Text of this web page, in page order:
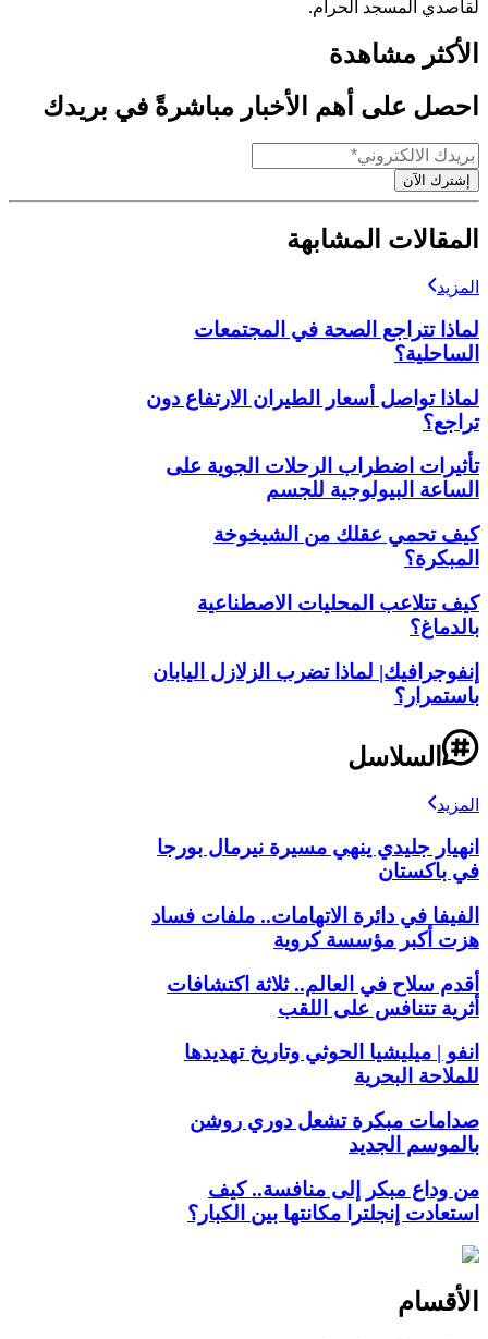
لقاصدي المسجد الحرام.
الأكثر مشاهدة
احصل على أهم الأخبار مباشرةً في بريدك
إشترك الآن
المقالات المشابهة
المزيد
لماذا تتراجع الصحة في المجتمعات
الساحلية؟
لماذا تواصل أسعار الطيران الارتفاع دون
تراجع؟
تأثيرات اضطراب الرحلات الجوية على
الساعة البيولوجية للجسم
كيف تحمي عقلك من الشيخوخة
المبكرة؟
كيف تتلاعب المحليات الاصطناعية
بالدماغ؟
إنفوجرافيك| لماذا تضرب الزلازل اليابان
باستمرار؟
السلاسل
المزيد
انهيار جليدي ينهي مسيرة نيرمال بورجا
في باكستان
الفيفا في دائرة الاتهامات.. ملفات فساد
هزت أكبر مؤسسة كروية
أقدم سلاح في العالم.. ثلاثة اكتشافات
أثرية تتنافس على اللقب
انفو | ميليشيا الحوثي وتاريخ تهديدها
للملاحة البحرية
صدامات مبكرة تشعل دوري روشن
بالموسم الجديد
من وداع مبكر إلى منافسة.. كيف
استعادت إنجلترا مكانتها بين الكبار؟
الأقسام